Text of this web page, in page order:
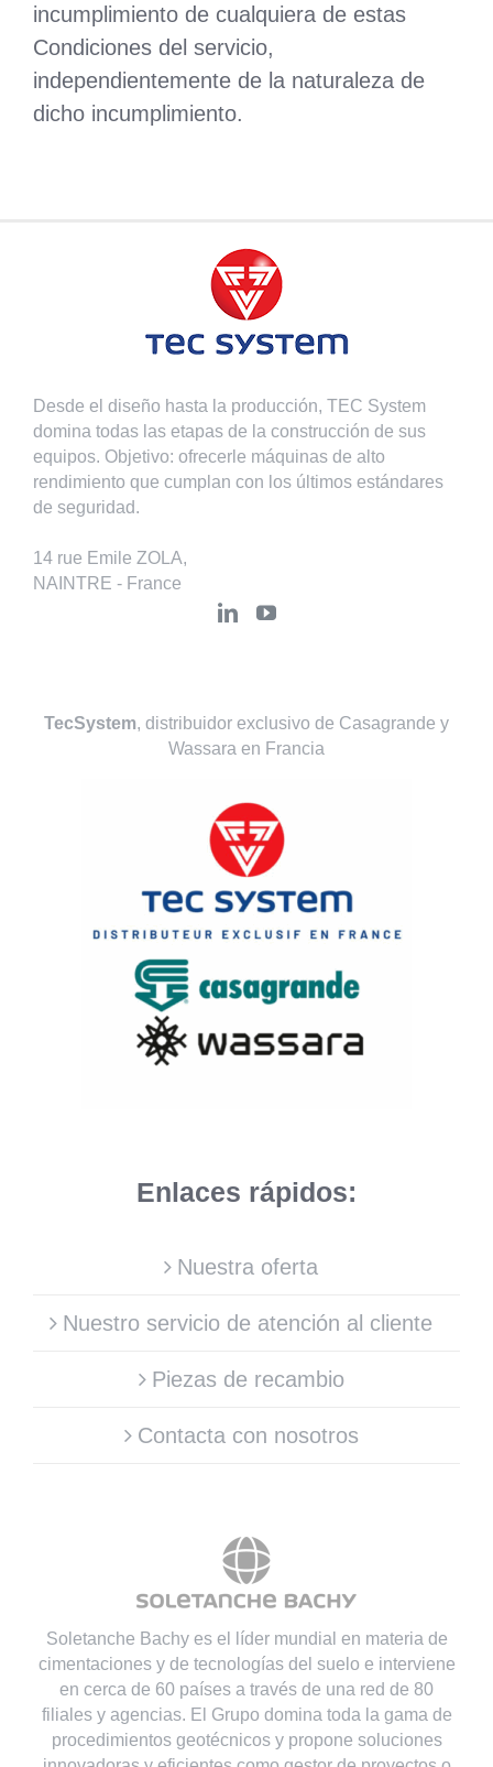
incumplimiento de cualquiera de estas
Condiciones del servicio,
independientemente de la naturaleza de
dicho incumplimiento.
Desde el diseño hasta la producción, TEC System
domina todas las etapas de la construcción de sus
equipos. Objetivo: ofrecerle máquinas de alto
rendimiento que cumplan con los últimos estándares
de seguridad.
14 rue Emile ZOLA,
NAINTRE - France
TecSystem, distribuidor exclusivo de Casagrande y
Wassara en Francia
Enlaces rápidos:
Nuestra oferta
Nuestro servicio de atención al cliente
Piezas de recambio
Contacta con nosotros
Soletanche Bachy es el líder mundial en materia de
cimentaciones y de tecnologías del suelo e interviene
en cerca de 60 países a través de una red de 80
filiales y agencias. El Grupo domina toda la gama de
procedimientos geotécnicos y propone soluciones